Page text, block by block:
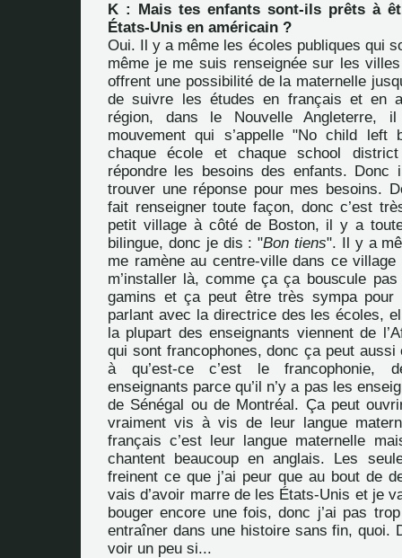
K : Mais tes enfants sont-ils prêts à
États-Unis en américain ?
Oui. Il y a même les écoles publiques qui
même je me suis renseignée sur les
offrent une possibilité de la maternelle
de suivre les études en français et en
région, dans le Nouvelle Angleterre,
mouvement qui s’appelle "No child left
chaque école et chaque school district
répondre les besoins des enfants. Donc
trouver une réponse pour mes besoins.
fait renseigner toute façon, donc c’est
petit village à côté de Boston, il y a
bilingue, donc je dis : "Bon tiens". Il y a
me ramène au centre-ville dans ce village
m’installer là, comme ça ça bouscule
gamins et ça peut être très sympa pour
parlant avec la directrice des les écoles,
la plupart des enseignants viennent de
qui sont francophones, donc ça peut
à qu’est-ce c’est le francophonie,
enseignants parce qu’il n’y a pas les
de Sénégal ou de Montréal. Ça peut
vraiment vis à vis de leur langue
français c’est leur langue maternelle
chantent beaucoup en anglais. Les
freinent ce que j’ai peur que au bout de
vais d’avoir marre de les États-Unis et je
bouger encore une fois, donc j’ai pas
entraîner dans une histoire sans fin, quoi.
voir un peu si...